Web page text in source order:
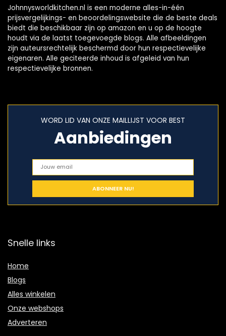
Johnnysworldkitchen.nl is een moderne alles-in-één
prijsvergelijkings- en beoordelingswebsite die de beste deals
biedt die beschikbaar zijn op amazon en u op de hoogte
houdt via de laatst toegevoegde blogs. Alle afbeeldingen
zijn auteursrechtelijk beschermd door hun respectievelijke
eigenaren. Alle geciteerde inhoud is afgeleid van hun
respectievelijke bronnen.
WORD LID VAN ONZE MAILLIJST VOOR BEST
Aanbiedingen
Snelle links
Home
Blogs
Alles winkelen
Onze webshops
Adverteren